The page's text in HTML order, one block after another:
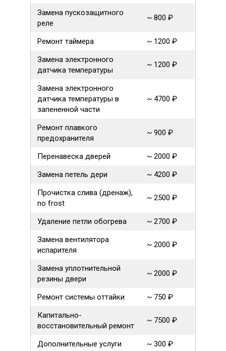
Замена пускозащитного
реле
~ 800 ₽
Ремонт таймера
~ 1200 ₽
Замена электронного
датчика температуры
~ 1200 ₽
Замена электронного
датчика температуры в
запененной части
~ 4700 ₽
Ремонт плавкого
предохранителя
~ 900 ₽
Перенавеска дверей
~ 2000 ₽
Замена петель дери
~ 4200 ₽
Прочистка слива (дренаж),
no frost
~ 2500 ₽
Удаление петли обогрева
~ 2700 ₽
Замена вентилятора
испарителя
~ 2000 ₽
Замена уплотнительной
резины двери
~ 2000 ₽
Ремонт системы оттайки
~ 750 ₽
Капитально-
восстановительный ремонт
~ 7500 ₽
Дополнительные услуги
~ 300 ₽